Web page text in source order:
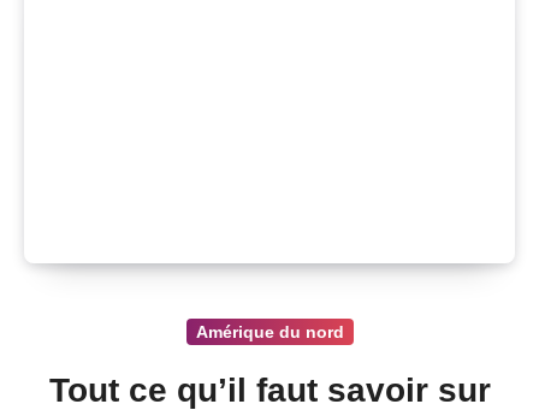
Amérique du nord
Tout ce qu’il faut savoir sur